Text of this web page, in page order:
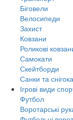
Біговели
Велосипеди
Захист
Ковзани
Роликові
Самокати
Скейтборди
Санки та
Ігрові види
Футбол
Воротарські